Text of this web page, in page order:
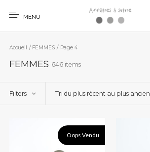
MENU
Accueil / FEMMES / Page 4
FEMMES 646 items
Filters Tri du plus récent au plus ancien
Oops Vendu